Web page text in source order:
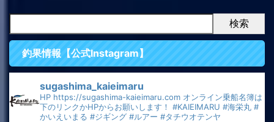
検索
釣果情報【公式Instagram】
sugashima_kaieimaru
HP https://sugashima-kaieimaru.com オンライン乗船名簿は
下のリンクかHPからお願いします！ #KAIEIMARU #海栄丸 #
かいえいまる #ジギング #ルアー #タチウオテンヤ